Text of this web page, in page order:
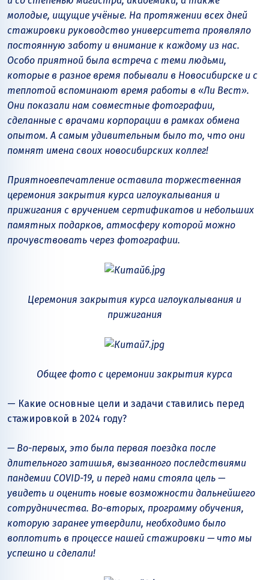
молодые, ищущие учёные. На протяжении всех дней
стажировки руководство университета проявляло
постоянную заботу и внимание к каждому из нас.
Особо приятной была встреча с теми людьми,
которые в разное время побывали в Новосибирске и с
теплотой вспоминают время работы в «Ли Вест».
Они показали нам совместные фотографии,
сделанные с врачами корпорации в рамках обмена
опытом. А самым удивительным было то, что они
помнят имена своих новосибирских коллег!
Приятноевпечатление оставила торжественная
церемония закрытия курса иглоукалывания и
прижигания с вручением сертификатов и небольших
памятных подарков, атмосферу которой можно
прочувствовать через фотографии.
Церемония закрытия курса иглоукалывания и
прижигания
Общее фото с церемонии закрытия курса
— Какие основные цели и задачи ставились перед
стажировкой в 2024 году?
— Во-первых, это была первая поездка после
длительного затишья, вызванного последствиями
пандемии COVID-19, и перед нами стояла цель —
увидеть и оценить новые возможности дальнейшего
сотрудничества. Во-вторых, программу обучения,
которую заранее утвердили, необходимо было
воплотить в процессе нашей стажировки — что мы
успешно и сделали!